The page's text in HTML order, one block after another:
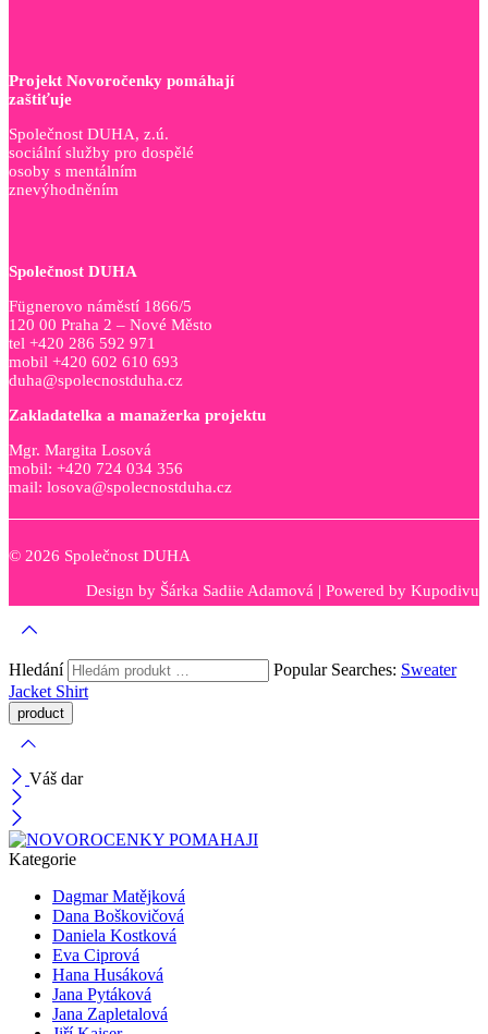
Projekt Novoročenky pomáhají
zaštiťuje
Společnost DUHA, z.ú.
sociální služby pro dospělé
osoby s mentálním
znevýhodněním
Společnost DUHA
Fügnerovo náměstí 1866/5
120 00 Praha 2 – Nové Město
tel +420 286 592 971
mobil +420 602 610 693
duha@spolecnostduha.cz
Zakladatelka a manažerka projektu
Mgr. Margita Losová
mobil: +420 724 034 356
mail: losova@spolecnostduha.cz
© 2026 Společnost DUHA
Design by Šárka Sadiie Adamová | Powered by Kupodivu
Hledání Popular Searches: Sweater
Jacket Shirt
Váš dar
Kategorie
Dagmar Matějková
Dana Boškovičová
Daniela Kostková
Eva Ciprová
Hana Husáková
Jana Pytáková
Jana Zapletalová